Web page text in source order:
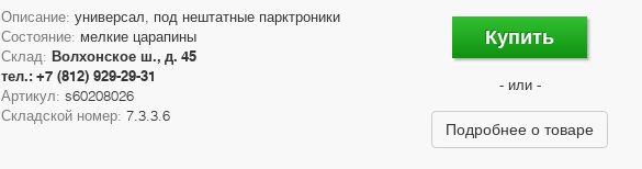
Описание: универсал, под нештатные парктроники
Состояние: мелкие царапины
Склад: Волхонское ш., д. 45
тел.: +7 (812) 929-29-31
Артикул: s60208026
Складской номер: 7.3.3.6
Купить
- или -
Подробнее о товаре